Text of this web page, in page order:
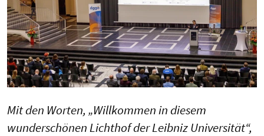
Mit den Worten, „Willkommen in diesem
wunderschönen Lichthof der Leibniz Universität“,